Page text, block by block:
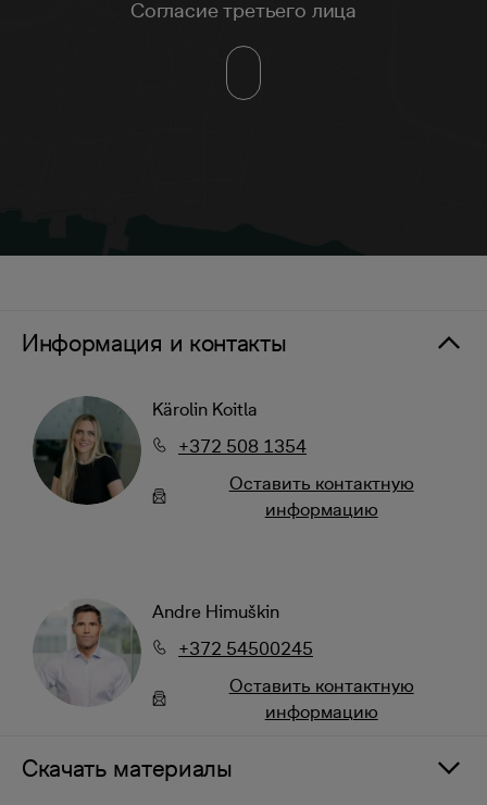
Согласие третьего лица
Информация и контакты
Kärolin Koitla
+372 508 1354
Oставить контактную
информацию
Andre Himuškin
+372 54500245
Oставить контактную
информацию
Скачать материалы